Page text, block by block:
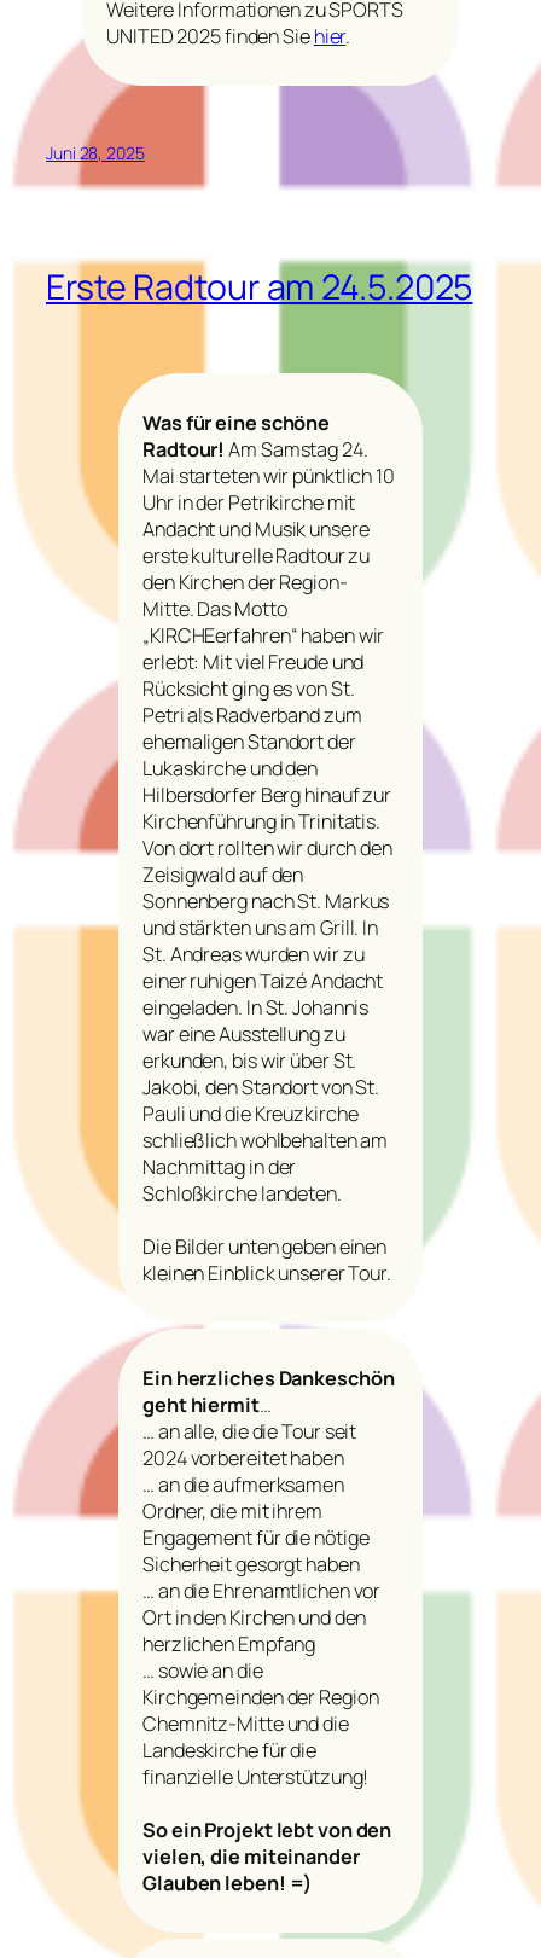
Weitere Informationen zu SPORTS
UNITED 2025 finden Siehier.
Juni 28, 2025
Erste Radtour am 24.5.2025
Was für eine schöne
Radtour! Am Samstag 24.
Mai starteten wir pünktlich 10
Uhr in der Petrikirche mit
Andacht und Musik unsere
erste kulturelle Radtour zu
den Kirchen der Region-
Mitte. Das Motto
„KIRCHEerfahren“ haben wir
erlebt: Mit viel Freude und
Rücksicht ging es von St.
Petri als Radverband zum
ehemaligen Standort der
Lukaskirche und den
Hilbersdorfer Berg hinauf zur
Kirchenführung in Trinitatis.
Von dort rollten wir durch den
Zeisigwald auf den
Sonnenberg nach St. Markus
und stärkten uns am Grill. In
St. Andreas wurden wir zu
einer ruhigen Taizé Andacht
eingeladen. In St. Johannis
war eine Ausstellung zu
erkunden, bis wir über St.
Jakobi, den Standort von St.
Pauli und die Kreuzkirche
schließlich wohlbehalten am
Nachmittag in der
Schloßkirche landeten.
Die Bilder unten geben einen
kleinen Einblick unserer Tour.
Ein herzliches Dankeschön
geht hiermit…
… an alle, die die Tour seit
2024 vorbereitet haben
… an die aufmerksamen
Ordner, die mit ihrem
Engagement für die nötige
Sicherheit gesorgt haben
… an die Ehrenamtlichen vor
Ort in den Kirchen und den
herzlichen Empfang
… sowie an die
Kirchgemeinden der Region
Chemnitz-Mitte und die
Landeskirche für die
finanzielle Unterstützung!
So ein Projekt lebt von den
vielen, die miteinander
Glauben leben! =)